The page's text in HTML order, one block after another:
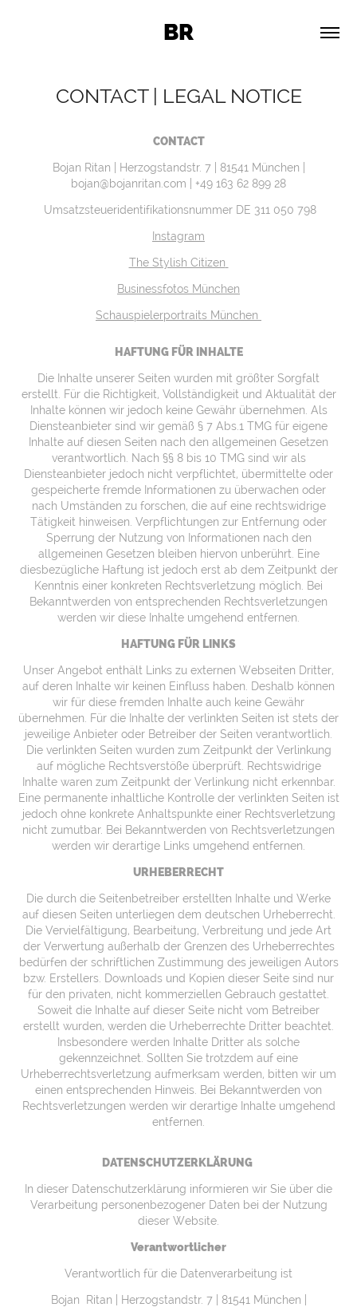
BR
CONTACT | LEGAL NOTICE
CONTACT
Bojan Ritan | Herzogstandstr. 7 | 81541 München |
bojan@bojanritan.com | +49 163 62 899 28
Umsatzsteueridentifikationsnummer DE 311 050 798
Instagram
The Stylish Citizen
Businessfotos München
Schauspielerportraits München
HAFTUNG FÜR INHALTE
Die Inhalte unserer Seiten wurden mit größter Sorgfalt
erstellt. Für die Richtigkeit, Vollständigkeit und Aktualität der
Inhalte können wir jedoch keine Gewähr übernehmen. Als
Diensteanbieter sind wir gemäß § 7 Abs.1 TMG für eigene
Inhalte auf diesen Seiten nach den allgemeinen Gesetzen
verantwortlich. Nach §§ 8 bis 10 TMG sind wir als
Diensteanbieter jedoch nicht verpflichtet, übermittelte oder
gespeicherte fremde Informationen zu überwachen oder
nach Umständen zu forschen, die auf eine rechtswidrige
Tätigkeit hinweisen. Verpflichtungen zur Entfernung oder
Sperrung der Nutzung von Informationen nach den
allgemeinen Gesetzen bleiben hiervon unberührt. Eine
diesbezügliche Haftung ist jedoch erst ab dem Zeitpunkt der
Kenntnis einer konkreten Rechtsverletzung möglich. Bei
Bekanntwerden von entsprechenden Rechtsverletzungen
werden wir diese Inhalte umgehend entfernen.
HAFTUNG FÜR LINKS
Unser Angebot enthält Links zu externen Webseiten Dritter,
auf deren Inhalte wir keinen Einfluss haben. Deshalb können
wir für diese fremden Inhalte auch keine Gewähr
übernehmen. Für die Inhalte der verlinkten Seiten ist stets der
jeweilige Anbieter oder Betreiber der Seiten verantwortlich.
Die verlinkten Seiten wurden zum Zeitpunkt der Verlinkung
auf mögliche Rechtsverstöße überprüft. Rechtswidrige
Inhalte waren zum Zeitpunkt der Verlinkung nicht erkennbar.
Eine permanente inhaltliche Kontrolle der verlinkten Seiten ist
jedoch ohne konkrete Anhaltspunkte einer Rechtsverletzung
nicht zumutbar. Bei Bekanntwerden von Rechtsverletzungen
werden wir derartige Links umgehend entfernen.
URHEBERRECHT
Die durch die Seitenbetreiber erstellten Inhalte und Werke
auf diesen Seiten unterliegen dem deutschen Urheberrecht.
Die Vervielfältigung, Bearbeitung, Verbreitung und jede Art
der Verwertung außerhalb der Grenzen des Urheberrechtes
bedürfen der schriftlichen Zustimmung des jeweiligen Autors
bzw. Erstellers. Downloads und Kopien dieser Seite sind nur
für den privaten, nicht kommerziellen Gebrauch gestattet.
Soweit die Inhalte auf dieser Seite nicht vom Betreiber
erstellt wurden, werden die Urheberrechte Dritter beachtet.
Insbesondere werden Inhalte Dritter als solche
gekennzeichnet. Sollten Sie trotzdem auf eine
Urheberrechtsverletzung aufmerksam werden, bitten wir um
einen entsprechenden Hinweis. Bei Bekanntwerden von
Rechtsverletzungen werden wir derartige Inhalte umgehend
entfernen.
DATENSCHUTZERKLÄRUNG
In dieser Datenschutzerklärung informieren wir Sie über die
Verarbeitung personenbezogener Daten bei der Nutzung
dieser Website.
Verantwortlicher
Verantwortlich für die Datenverarbeitung ist
Bojan Ritan | Herzogstandstr. 7 | 81541 München |